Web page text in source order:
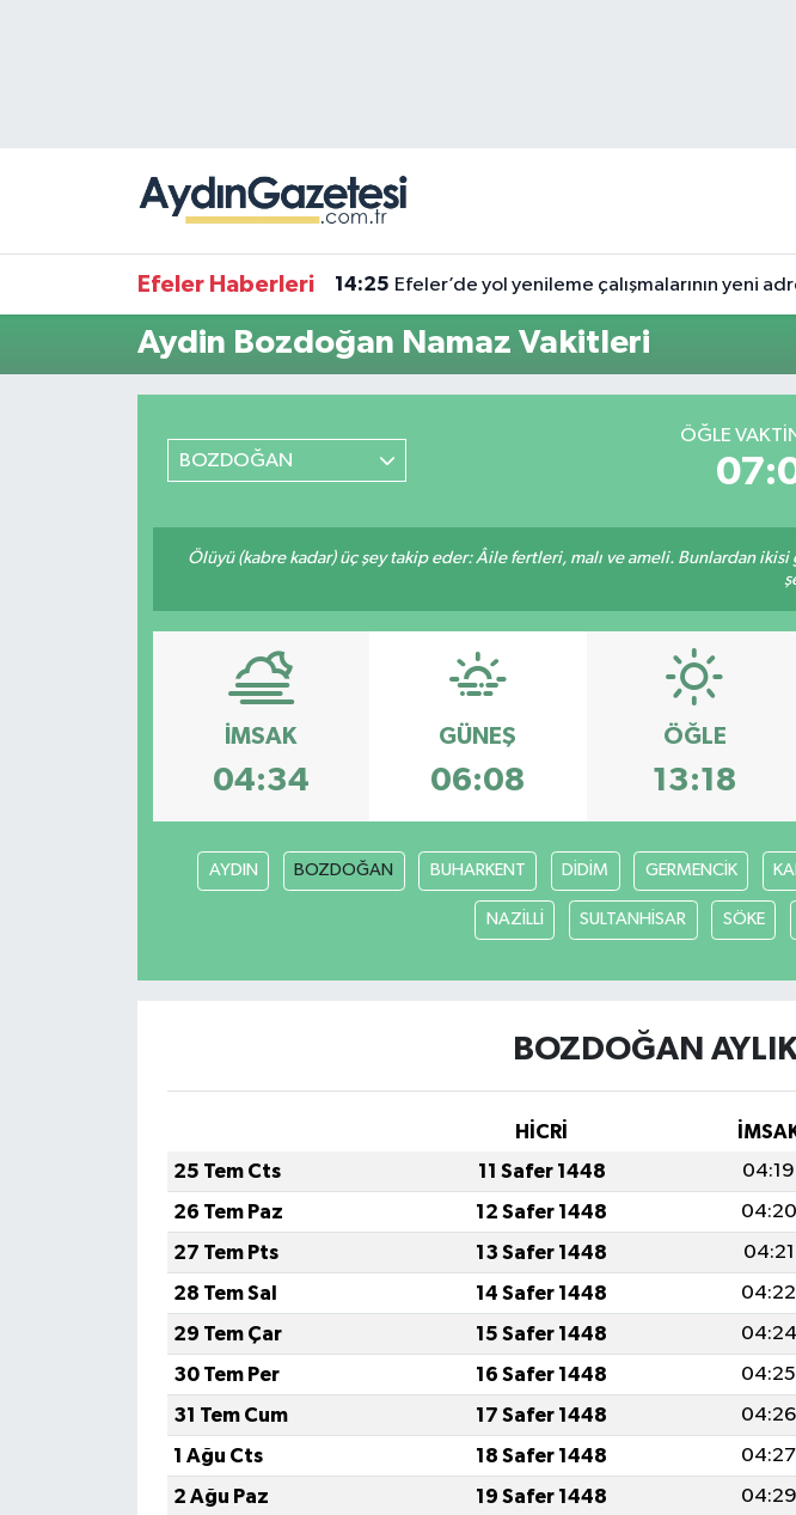
Efeler Haberleri 14:25 Efeler’de yol yenileme çalışmalarının yeni
Aydin Bozdoğan Namaz Vakitleri
BOZDOĞAN
ÖĞLE
Ölüyü (kabre kadar) üç şey takip eder: Âile fertleri, malı ve ameli. Bunlardan
İMSAK
04:34
GÜNEŞ
06:08
ÖĞLE
13:18
AYDIN BOZDOĞAN BUHARKENT DİDİM GERMENCİK
NAZİLLİ SULTANHİSAR SÖKE
BOZDOĞAN
HİCRİ
25 Tem Cts
11 Safer 1448 04:19
26 Tem Paz
12 Safer 1448 04:20
27 Tem Pts
13 Safer 1448 04:21
28 Tem Sal
14 Safer 1448 04:22
29 Tem Çar
15 Safer 1448 04:24
30 Tem Per
16 Safer 1448 04:25
31 Tem Cum
17 Safer 1448 04:26
1 Ağu Cts
18 Safer 1448 04:27
2 Ağu Paz
19 Safer 1448 04:29
Süper Lig Puan Durumu ve Fikstür
Tüm Manşetler
Son Dakika Haberleri
Haber Arşivi